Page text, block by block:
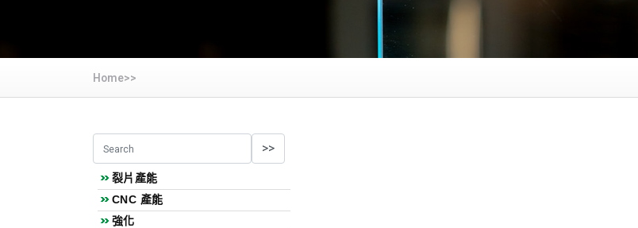
Home>>
裂片產能
CNC 產能
強化